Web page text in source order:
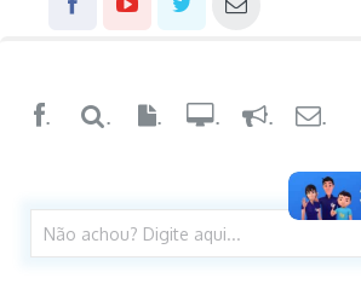
. . .